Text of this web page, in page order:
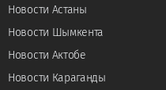
Новости Астаны
Новости Шымкента
Новости Актобе
Новости Караганды